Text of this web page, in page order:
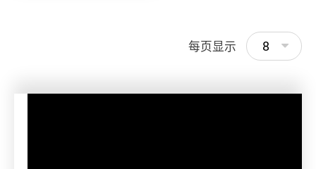
每页显示 8